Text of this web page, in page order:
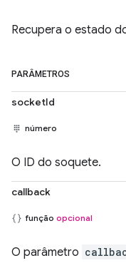
Recupera o estado
PARÂMETROS
socketId
número
O ID do soquete.
callback
função opcional
O parâmetro